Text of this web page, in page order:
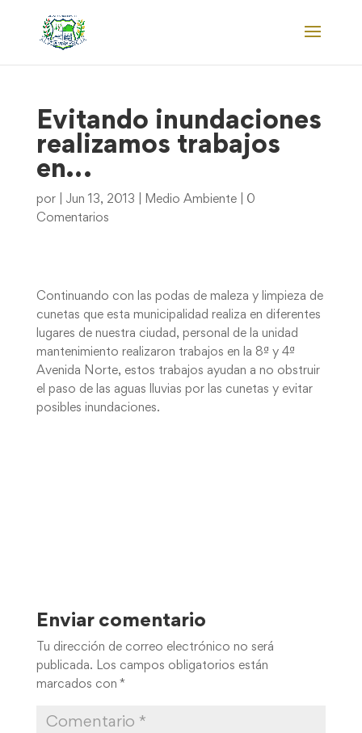
Evitando inundaciones
realizamos trabajos
en…
por Jun 13, 2013 Medio Ambiente| 0
Comentarios
Continuando con las podas de maleza y limpieza de
cunetas que esta municipalidad realiza en diferentes
lugares de nuestra ciudad, personal de la unidad
mantenimiento realizaron trabajos en la 8ª y 4ª
Avenida Norte, estos trabajos ayudan a no obstruir
el paso de las aguas lluvias por las cunetas y evitar
posibles inundaciones.
Enviar comentario
Tu dirección de correo electrónico no será
publicada. Los campos obligatorios están
marcados con *